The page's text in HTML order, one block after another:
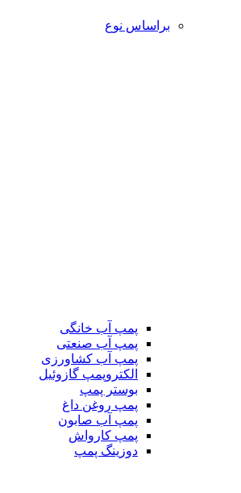
براساس نوع
پمپ آب خانگی
پمپ آب صنعتی
پمپ آب کشاورزی
الکتروپمپ گازوئیل
بوستر پمپ
پمپ روغن داغ
پمپ آب صابون
پمپ کارواش
دوزینگ پمپ